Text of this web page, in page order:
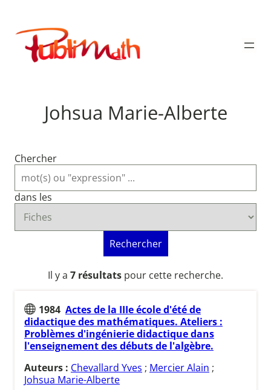
contenu
Publimath
Johsua Marie-Alberte
Chercher
dans les
Rechercher
Il y a 7 résultats pour cette recherche.
1984 Actes de la IIIe école d'été de
didactique des mathématiques. Ateliers :
Problèmes d'ingénierie didactique dans
l'enseignement des débuts de l'algèbre.
Auteurs : Chevallard Yves ; Mercier Alain ;
Johsua Marie-Alberte